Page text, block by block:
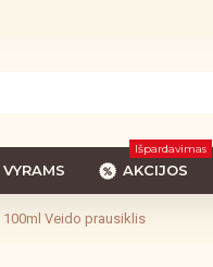
VYRAMS AKCIJOS
Išpardavimas
100ml Veido prausiklis